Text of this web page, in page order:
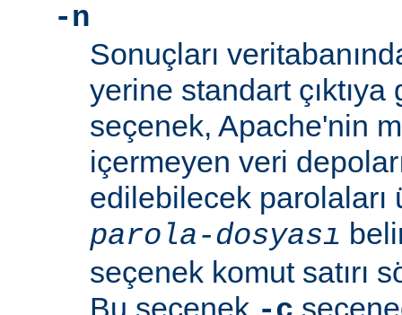
-n
Sonuçları
yerine standart çıktıya
seçenek, Apache'nin
içermeyen veri
edilebilecek parolaları
parola-dosyası
seçenek komut satırı
Bu seçenek